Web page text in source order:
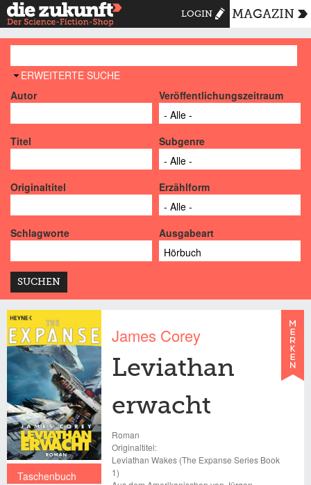
LOGIN MAGAZIN
AUSBLENDEN
ERWEITERTE SUCHE
Autor
Veröffentlichungszeitraum
Titel Subgenre
Originaltitel Erzählform
Schlagworte Ausgabeart
Taschenbuch
James Corey
Leviathan
erwacht
Roman
Originaltitel:
Leviathan Wakes (The Expanse Series Book
1)